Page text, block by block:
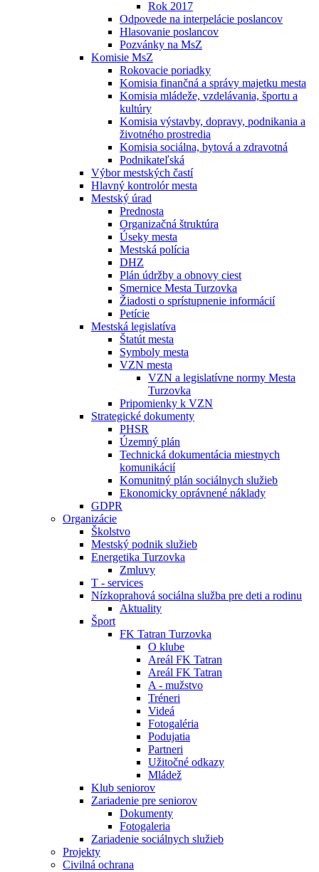
Rok 2017
Odpovede na interpelácie poslancov
Hlasovanie poslancov
Pozvánky na MsZ
Komisie MsZ
Rokovacie poriadky
Komisia finančná a správy majetku mesta
Komisia mládeže, vzdelávania, športu a
kultúry
Komisia výstavby, dopravy, podnikania a
životného prostredia
Komisia sociálna, bytová a zdravotná
Podnikateľská
Výbor mestských častí
Hlavný kontrolór mesta
Mestský úrad
Prednosta
Organizačná štruktúra
Úseky mesta
Mestská polícia
DHZ
Plán údržby a obnovy ciest
Smernice Mesta Turzovka
Žiadosti o sprístupnenie informácií
Petície
Mestská legislatíva
Štatút mesta
Symboly mesta
VZN mesta
VZN a legislatívne normy Mesta
Turzovka
Pripomienky k VZN
Strategické dokumenty
PHSR
Územný plán
Technická dokumentácia miestnych
komunikácií
Komunitný plán sociálnych služieb
Ekonomicky oprávnené náklady
GDPR
Organizácie
Školstvo
Mestský podnik služieb
Energetika Turzovka
Zmluvy
T - services
Nízkoprahová sociálna služba pre deti a rodinu
Aktuality
Šport
FK Tatran Turzovka
O klube
Areál FK Tatran
Areál FK Tatran
A - mužstvo
Tréneri
Videá
Fotogaléria
Podujatia
Partneri
Užitočné odkazy
Mládež
Klub seniorov
Zariadenie pre seniorov
Dokumenty
Fotogaleria
Zariadenie sociálnych služieb
Projekty
Civilná ochrana